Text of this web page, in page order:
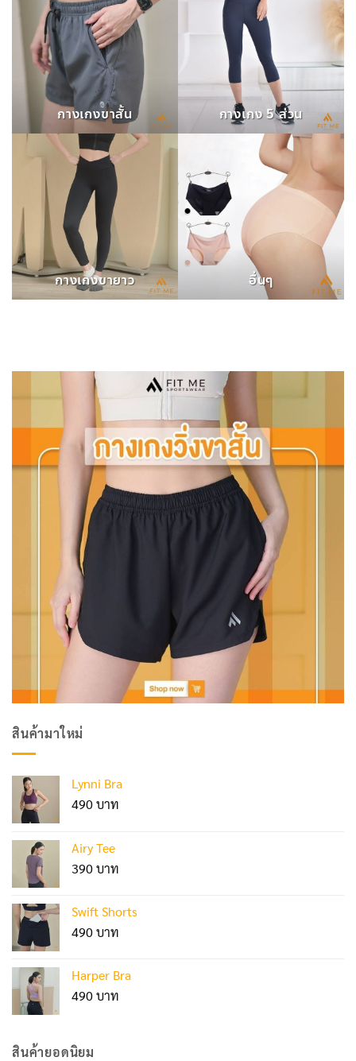
กางเกงขาสั้น กางเกง 5 ส่วน
กางเกงขายาว อื่นๆ
สินค้ามาใหม่
Lynni Bra
490
Airy Tee
390
Swift Shorts
490
Harper Bra
490
สินค้ายอดนิยม